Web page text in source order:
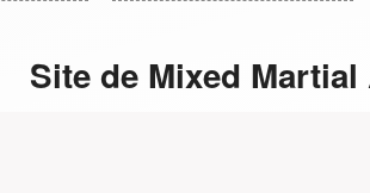
Site de Mixed